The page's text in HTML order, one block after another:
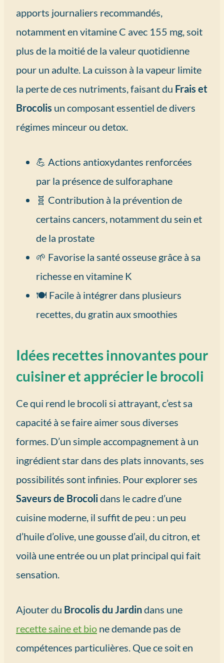
apports journaliers recommandés,
notamment en vitamine C avec 155 mg, soit
plus de la moitié de la valeur quotidienne
pour un adulte. La cuisson à la vapeur limite
la perte de ces nutriments, faisant du Frais et
Brocolis un composant essentiel de divers
régimes minceur ou detox.
💪 Actions antioxydantes renforcées
par la présence de sulforaphane
🧬 Contribution à la prévention de
certains cancers, notamment du sein et
de la prostate
🌱 Favorise la santé osseuse grâce à sa
richesse en vitamine K
🍽️ Facile à intégrer dans plusieurs
recettes, du gratin aux smoothies
Idées recettes innovantes pour
cuisiner et apprécier le brocoli
Ce qui rend le brocoli si attrayant, c’est sa
capacité à se faire aimer sous diverses
formes. D’un simple accompagnement à un
ingrédient star dans des plats innovants, ses
possibilités sont infinies. Pour explorer ses
Saveurs de Brocolidans le cadre d’une
cuisine moderne, il suffit de peu : un peu
d’huile d’olive, une gousse d’ail, du citron, et
voilà une entrée ou un plat principal qui fait
sensation.
Ajouter du Brocolis du Jardindans une
recette saine et bio ne demande pas de
compétences particulières. Que ce soit en